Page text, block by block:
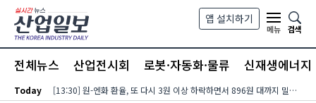
본문 바로가기
앱 설치하기
메뉴
검색
전체뉴스 산업전시회 로봇·자동화·물류 신재생에너지
Today [13:30] 원-엔화 환율, 또 다시 3원 이상 하락하면서 896원 대까지 밀려…달러-엔화 환율은 미국 장기금리?유가 동반 상승에 158엔 대로 내려서